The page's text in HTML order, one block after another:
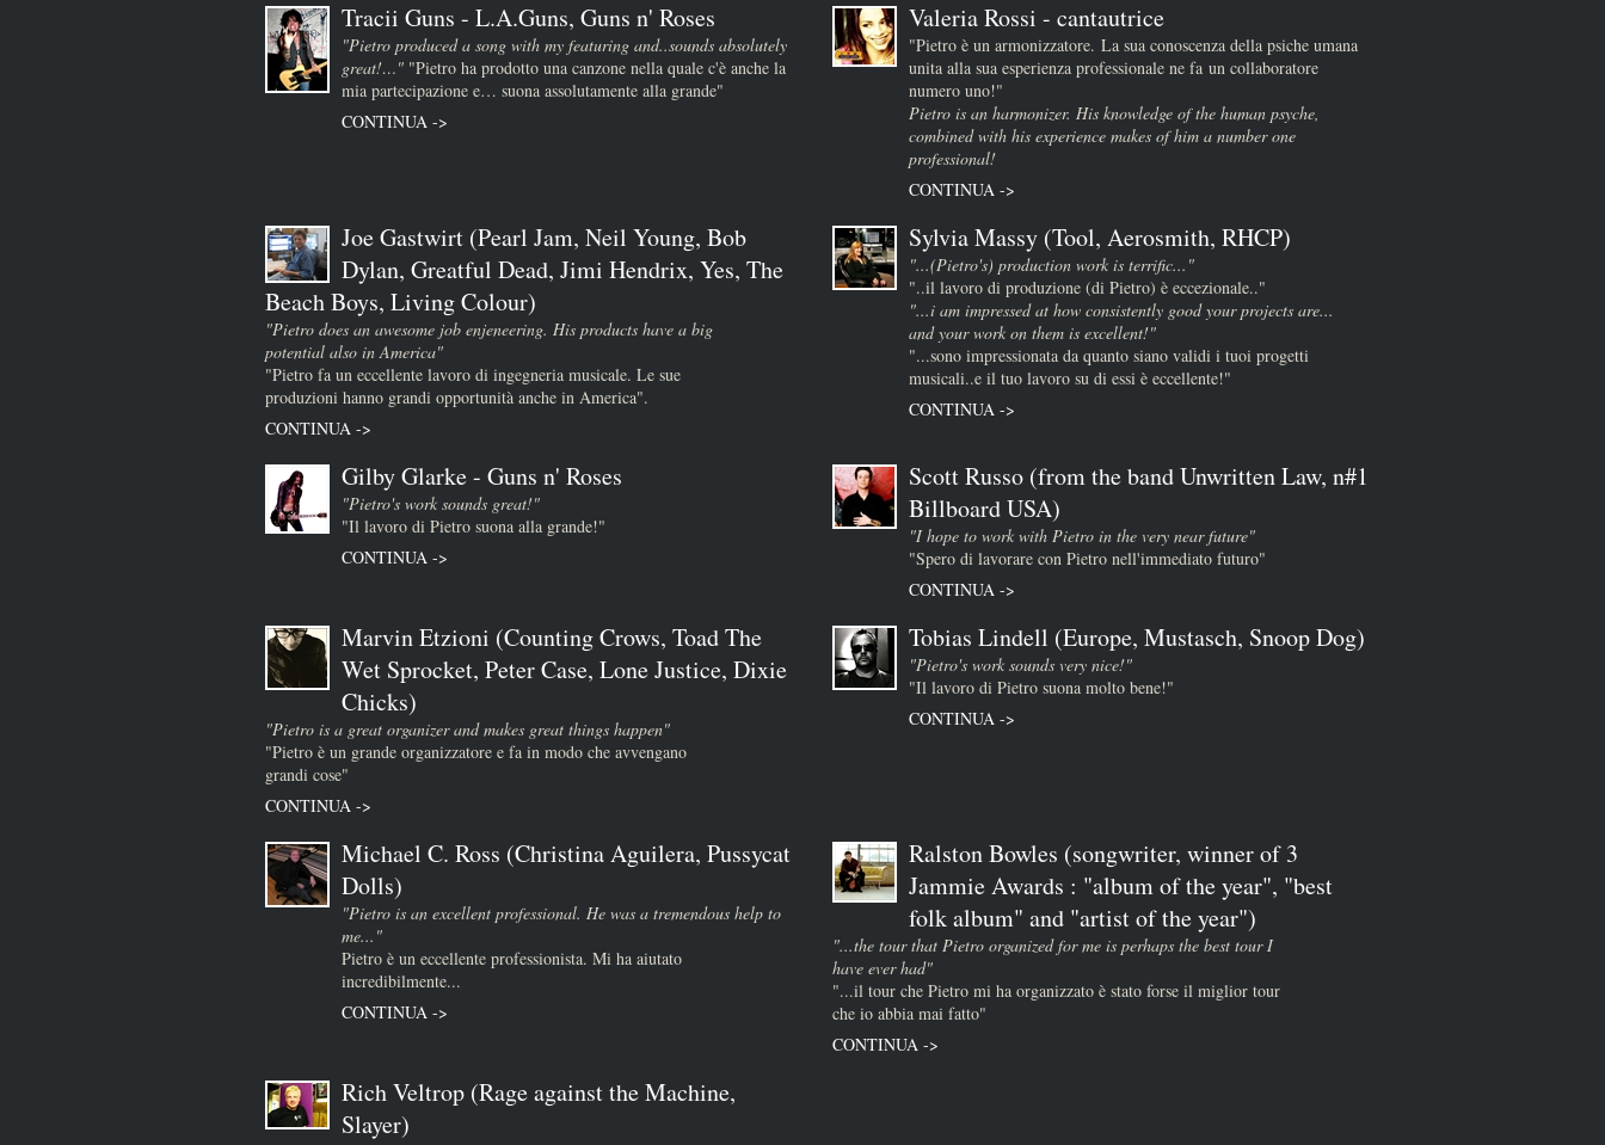
Tracii Guns - L.A.Guns, Guns n' Roses
"Pietro produced a song with my featuring and..sounds absolutely
great!…" "Pietro ha prodotto una canzone nella quale c'è anche la
mia partecipazione e… suona assolutamente alla grande"
CONTINUA ->
Valeria Rossi - cantautrice
"Pietro è un armonizzatore. La sua conoscenza della psiche umana
unita alla sua esperienza professionale ne fa un collaboratore
numero uno!"
Pietro is an harmonizer. His knowledge of the human psyche,
combined with his experience makes of him a number one
professional!
CONTINUA ->
Joe Gastwirt (Pearl Jam, Neil Young, Bob
Dylan, Greatful Dead, Jimi Hendrix, Yes, The
Beach Boys, Living Colour)
"Pietro does an awesome job enjeneering. His products have a big
potential also in America"
"Pietro fa un eccellente lavoro di ingegneria musicale. Le sue
produzioni hanno grandi opportunità anche in America".
CONTINUA ->
Sylvia Massy (Tool, Aerosmith, RHCP)
"...(Pietro's) production work is terrific..."
"..il lavoro di produzione (di Pietro) è eccezionale.."
"...i am impressed at how consistently good your projects are...
and your work on them is excellent!"
"...sono impressionata da quanto siano validi i tuoi progetti
musicali..e il tuo lavoro su di essi è eccellente!"
CONTINUA ->
Gilby Glarke - Guns n' Roses
"Pietro's work sounds great!"
"Il lavoro di Pietro suona alla grande!"
CONTINUA ->
Scott Russo (from the band Unwritten Law, n#1
Billboard USA)
"I hope to work with Pietro in the very near future"
"Spero di lavorare con Pietro nell'immediato futuro"
CONTINUA ->
Marvin Etzioni (Counting Crows, Toad The
Wet Sprocket, Peter Case, Lone Justice, Dixie
Chicks)
"Pietro is a great organizer and makes great things happen"
"Pietro è un grande organizzatore e fa in modo che avvengano
grandi cose"
CONTINUA ->
Tobias Lindell (Europe, Mustasch, Snoop Dog)
"Pietro's work sounds very nice!"
"Il lavoro di Pietro suona molto bene!"
CONTINUA ->
Michael C. Ross (Christina Aguilera, Pussycat
Dolls)
"Pietro is an excellent professional. He was a tremendous help to
me..."
Pietro è un eccellente professionista. Mi ha aiutato
incredibilmente...
CONTINUA ->
Ralston Bowles (songwriter, winner of 3
Jammie Awards : "album of the year", "best
folk album" and "artist of the year")
"...the tour that Pietro organized for me is perhaps the best tour I
have ever had"
"...il tour che Pietro mi ha organizzato è stato forse il miglior tour
che io abbia mai fatto"
CONTINUA ->
Rich Veltrop (Rage against the Machine,
Slayer)